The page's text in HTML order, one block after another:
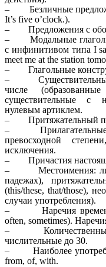
– Безличные
It’s five o’clock.).
– Предложения с
– Модальные глаголы
с инфинитивом типа I
meet me at the station
– Глагольные
– Существительные
числе
существительные с
нулевым артиклем.
– Притяжательный
– Прилагательные в
превосходной
исключения.
– Причастия
– Местоимения:
падежах),
(this/these, that/those),
случаи употребления).
– Наречия времени
often, sometimes).
– Количественные
числительные до 30.
– Наиболее
from, of, with.